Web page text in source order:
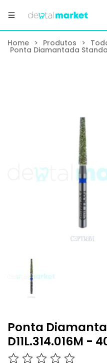
Home > Produtos >
Ponta Diamantada
Ponta
D11L.314.016M -